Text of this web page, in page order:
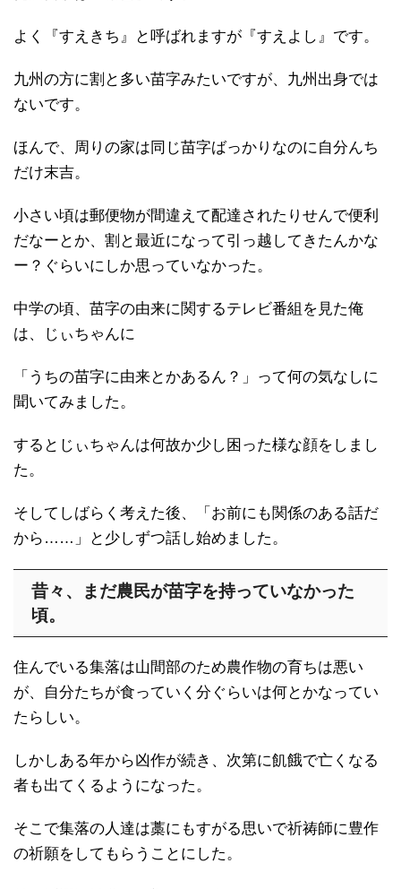
よく『すえきち』と呼ばれますが『すえよし』です。
九州の方に割と多い苗字みたいですが、九州出身では
ないです。
ほんで、周りの家は同じ苗字ばっかりなのに自分んち
だけ末吉。
小さい頃は郵便物が間違えて配達されたりせんで便利
だなーとか、割と最近になって引っ越してきたんかな
ー？ぐらいにしか思っていなかった。
中学の頃、苗字の由来に関するテレビ番組を見た俺
は、じぃちゃんに
「うちの苗字に由来とかあるん？」って何の気なしに
聞いてみました。
するとじぃちゃんは何故か少し困った様な顔をしまし
た。
そしてしばらく考えた後、「お前にも関係のある話だ
から……」と少しずつ話し始めました。
昔々、まだ農民が苗字を持っていなかった
頃。
住んでいる集落は山間部のため農作物の育ちは悪い
が、自分たちが食っていく分ぐらいは何とかなってい
たらしい。
しかしある年から凶作が続き、次第に飢餓で亡くなる
者も出てくるようになった。
そこで集落の人達は藁にもすがる思いで祈祷師に豊作
の祈願をしてもらうことにした。